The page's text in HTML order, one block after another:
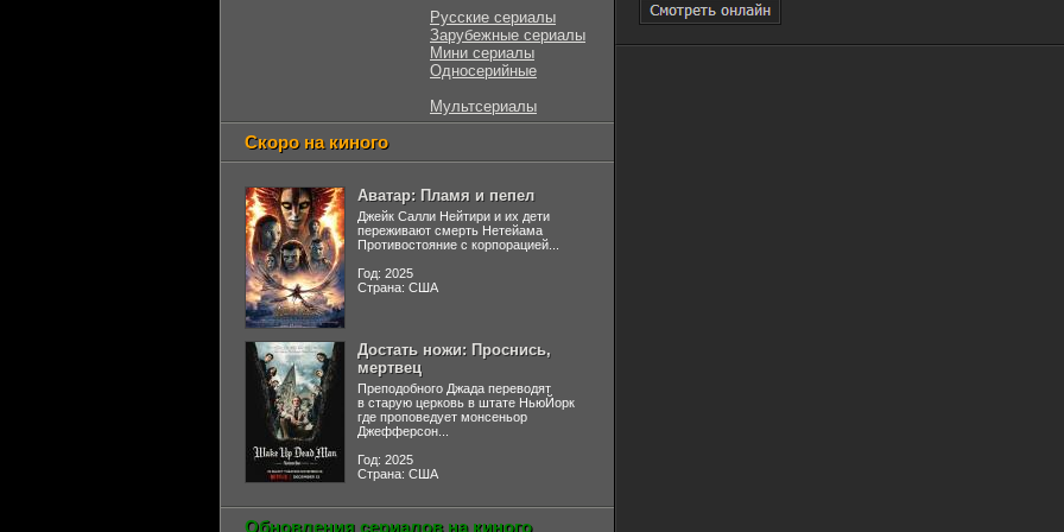
Русские сериалы
Зарубежные сериалы
Мини сериалы
Односерийные
Мультсериалы
Скоро на киного
Аватар: Пламя и пепел
Джейк Салли Нейтири и их дети
переживают смерть Нетейама
Противостояние с корпорацией...
Год: 2025
Страна: США
Достать ножи: Проснись,
мертвец
Преподобного Джада переводят
в старую церковь в штате НьюЙорк
где проповедует монсеньор
Джефферсон...
Год: 2025
Страна: США
Обновления сериалов на киного